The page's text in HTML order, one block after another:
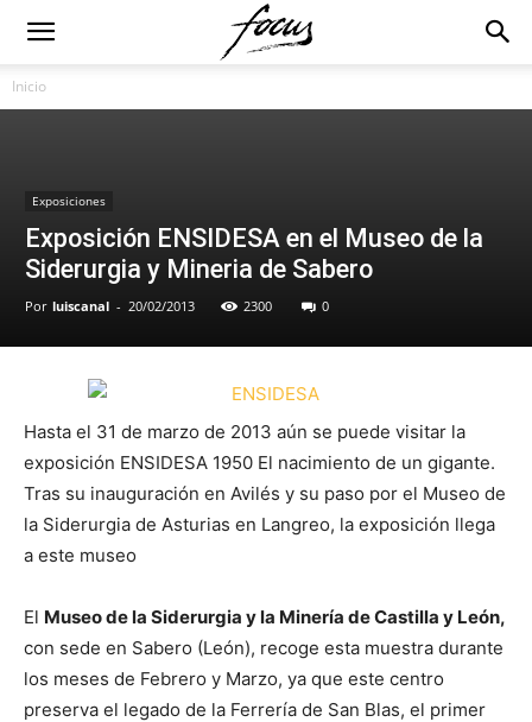
Inicio
Exposiciones
Exposición ENSIDESA en el Museo de la
Siderurgia y Mineria de Sabero
Por luiscanal - 20/02/2013 2300 0
Hasta el 31 de marzo de 2013 aún se puede visitar la
exposición ENSIDESA 1950 El nacimiento de un gigante.
Tras su inauguración en Avilés y su paso por el Museo de
la Siderurgia de Asturias en Langreo, la exposición llega
a este museo
El Museo de la Siderurgia y la Minería de Castilla y León,
con sede en Sabero (León), recoge esta muestra durante
los meses de Febrero y Marzo, ya que este centro
preserva el legado de la Ferrería de San Blas, el primer